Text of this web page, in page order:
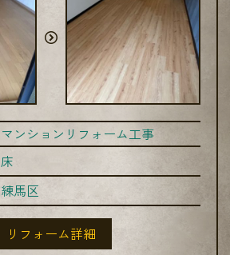
マンションリフォーム工事
床
練馬区
リフォーム詳細